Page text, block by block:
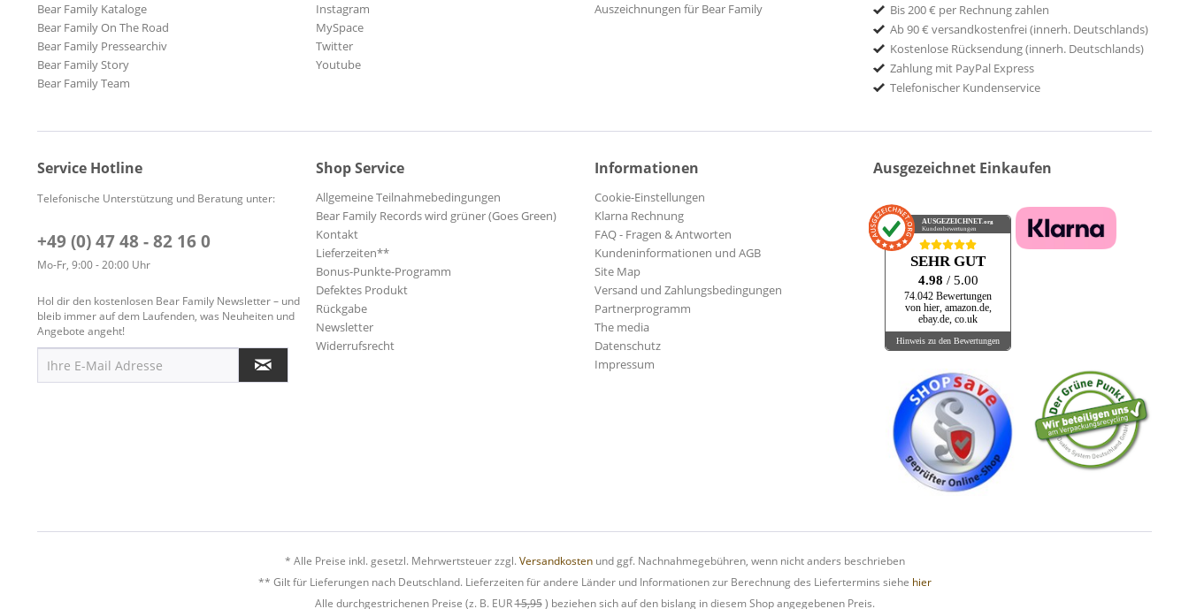
Bear Family Kataloge
Bear Family On The Road
Bear Family Pressearchiv
Bear Family Story
Bear Family Team
Instagram
MySpace
Twitter
Youtube
Auszeichnungen für Bear Family
Bis 200 € per Rechnung zahlen
Ab 90 € versandkostenfrei (innerh. Deutschlands)
Kostenlose Rücksendung (innerh. Deutschlands)
Zahlung mit PayPal Express
Telefonischer Kundenservice
Service Hotline
Telefonische Unterstützung und Beratung unter:
+49 (0) 47 48 - 82 16 0
Mo-Fr, 9:00 - 20:00 Uhr
Hol dir den kostenlosen Bear Family Newsletter – und
bleib immer auf dem Laufenden, was Neuheiten und
Angebote angeht!
Shop Service
Allgemeine Teilnahmebedingungen
Bear Family Records wird grüner (Goes Green)
Kontakt
Lieferzeiten**
Bonus-Punkte-Programm
Defektes Produkt
Rückgabe
Newsletter
Widerrufsrecht
Informationen
Cookie-Einstellungen
Klarna Rechnung
FAQ - Fragen & Antworten
Kundeninformationen und AGB
Site Map
Versand und Zahlungsbedingungen
Partnerprogramm
The media
Datenschutz
Impressum
Ausgezeichnet Einkaufen
AUSGEZEICHNET .org
Kundenbewertungen
SEHR GUT
4.98 / 5.00
74.042 Bewertungen
von hier, amazon.de,
ebay.de, co.uk
Hinweis zu den Bewertungen
* Alle Preise inkl. gesetzl. Mehrwertsteuer zzgl. Versandkostenund ggf. Nachnahmegebühren, wenn nicht anders beschrieben
** Gilt für Lieferungen nach Deutschland. Lieferzeiten für andere Länder und Informationen zur Berechnung des Liefertermins siehe hier
Alle durchgestrichenen Preise (z. B. EUR15,95) beziehen sich auf den bislang in diesem Shop angegebenen Preis.